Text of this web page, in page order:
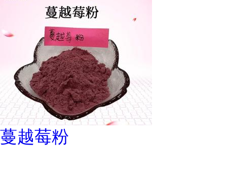
蔓越莓粉